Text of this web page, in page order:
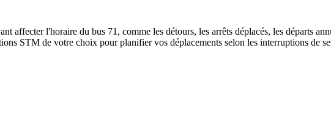
affecter l'horaire du bus 71, comme les détours, les arrêts déplacés, les départs
STM de votre choix pour planifier vos déplacements selon les interruptions de